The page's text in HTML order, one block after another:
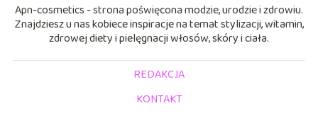
Apn-cosmetics - strona poświęcona modzie, urodzie i zdrowiu.
Znajdziesz u nas kobiece inspiracje na temat stylizacji, witamin,
zdrowej diety i pielęgnacji włosów, skóry i ciała.
REDAKCJA
KONTAKT